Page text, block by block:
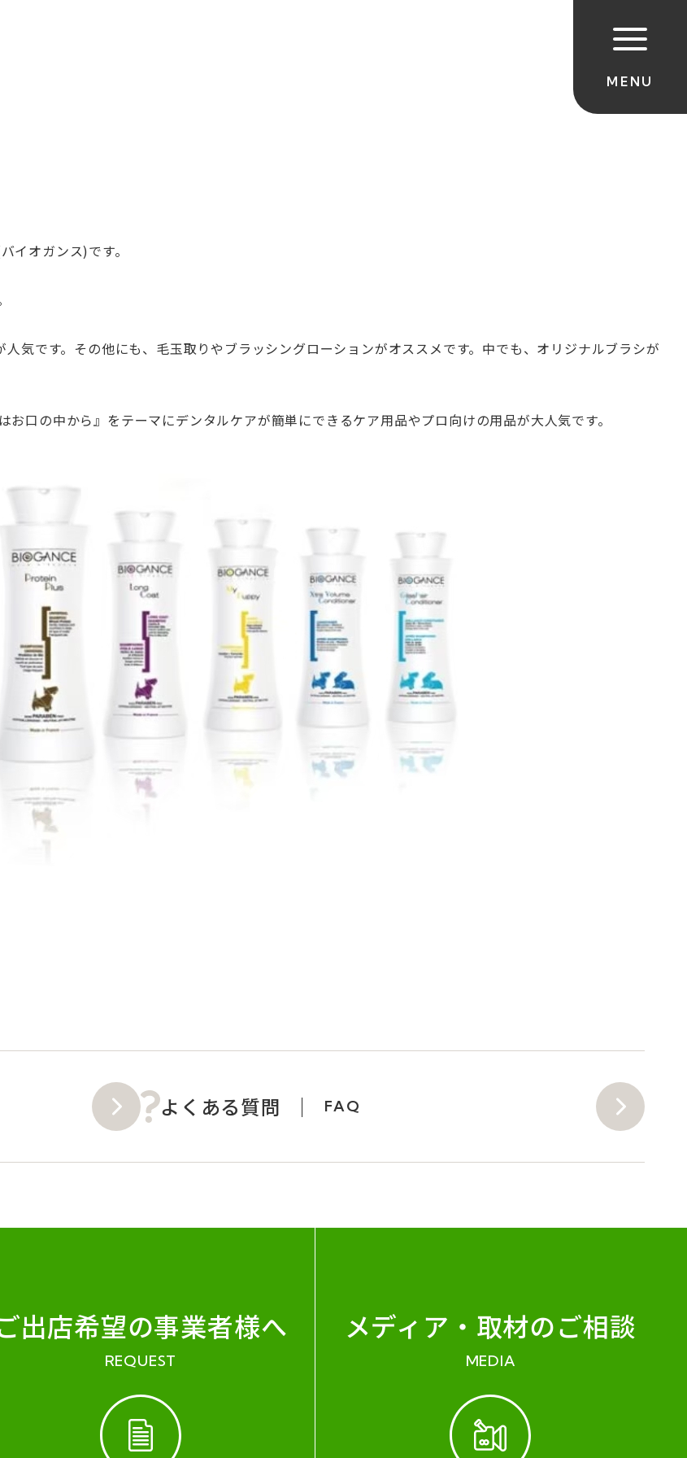
イオガンス)です。
気です。その他にも、毛玉取りやブラッシングローションがオススメです。中でも、オリジナルブラシが
口の中から』をテーマにデンタルケアが簡単にできるケア用品やプロ向けの用品が大人気です。
よくある質問 FAQ
出店希望の事業者様へ
REQUEST
メディア・ 取材のご相談
MEDIA